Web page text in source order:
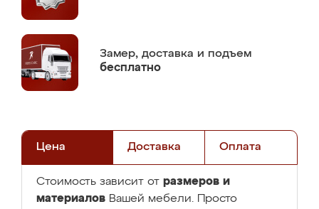
Замер, доставка и подъем
бесплатно
Цена Доставка Оплата
Стоимость зависит от размеров и
материалов Вашей мебели. Просто